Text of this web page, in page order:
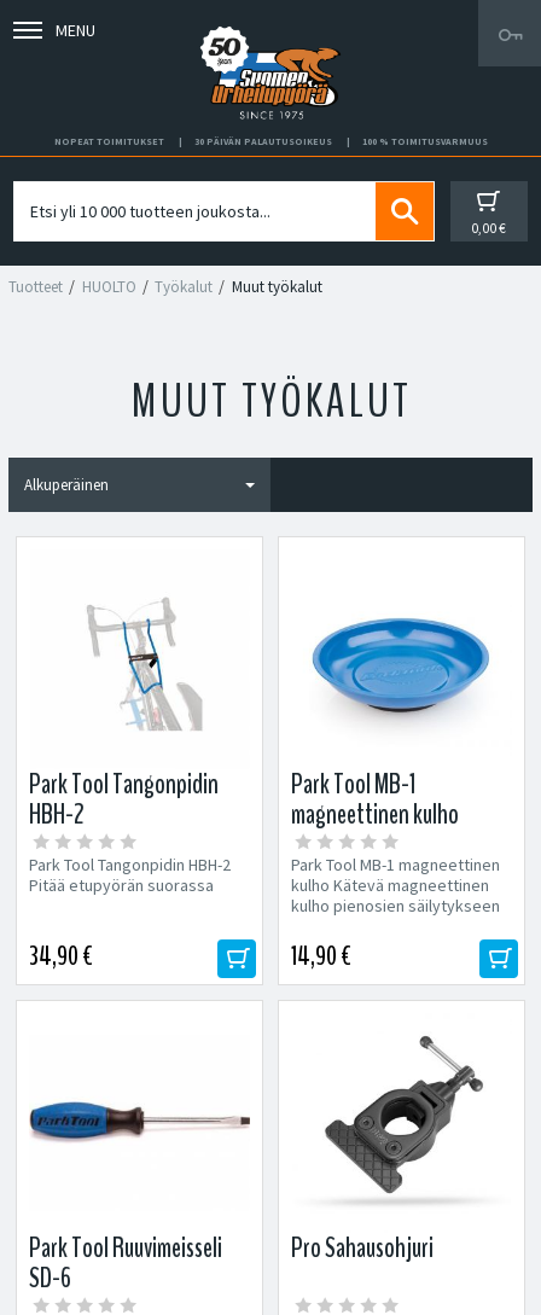
MENU
NOPEAT TOIMITUKSET 30 PÄIVÄN PALAUTUSOIKEUS 100 % TOIMITUSVARMUUS
0,00 €
Tuotteet HUOLTO Työkalut Muut työkalut
MUUT TYÖKALUT
Park Tool Tangonpidin
HBH-2
Park Tool Tangonpidin HBH-2
Pitää etupyörän suorassa
34,90 €
Park Tool MB-1
magneettinen kulho
Park Tool MB-1 magneettinen
kulho Kätevä magneettinen
kulho pienosien säilytykseen
14,90 €
Park Tool Ruuvimeisseli
SD-6
Pro Sahausohjuri